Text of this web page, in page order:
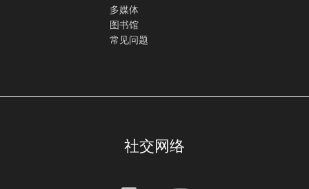
多媒体
图书馆
常见问题
社交网络